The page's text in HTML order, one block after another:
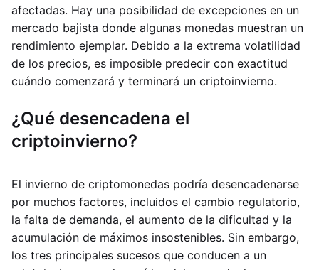
afectadas. Hay una posibilidad de excepciones en un
mercado bajista donde algunas monedas muestran un
rendimiento ejemplar. Debido a la extrema volatilidad
de los precios, es imposible predecir con exactitud
cuándo comenzará y terminará un criptoinvierno.
¿Qué desencadena el
criptoinvierno?
El invierno de criptomonedas podría desencadenarse
por muchos factores, incluidos el cambio regulatorio,
la falta de demanda, el aumento de la dificultad y la
acumulación de máximos insostenibles. Sin embargo,
los tres principales sucesos que conducen a un